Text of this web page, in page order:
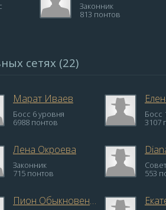
Законник
813 понтов
сетях (22)
Марат Иваев
Босс 6 уровня
6988 понтов
Босс
3107
Лена Окроева
Законник
715 понтов 553
Пион Обыкновенный